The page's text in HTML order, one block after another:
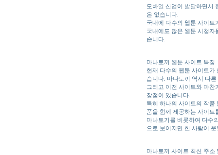
모바일 산업이 발달하면서
은 없습니다.
국내에 다수의 웹툰 사이트
국내에도 많은 웹툰 시청자
습니다.
마나토끼 웹툰 사이트 특징
현재 다수의 웹툰 사이트
습니다. 마나토끼 역시 다
그리고 이전 사이트와 마
장점이 있습니다.
특히 하나의 사이트의 작품
품을 함께 제공하는 사이트
마나토기를 비롯하여 다수
으로 보이지만 한 사람이
마나토끼 사이트 최신 주소